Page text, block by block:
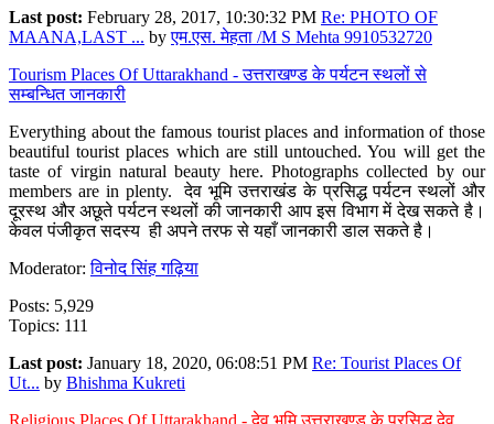
Last post: February 28, 2017, 10:30:32 PM Re: PHOTO OF
MAANA,LAST ... byएम.एस. मेहता /M S Mehta 9910532720
Tourism Places Of Uttarakhand - उत्तराखण्ड के पर्यटन स्थलों से
सम्बन्धित जानकारी
Everything about the famous tourist places and information of those
beautiful tourist places which are still untouched. You will get the
taste of virgin natural beauty here. Photographs collected by our
members are in plenty. देव भूमि उत्तराखंड के प्रसिद्ध पर्यटन स्थलों और
दूरस्थ और अछूते पर्यटन स्थलों की जानकारी आप इस विभाग में देख सकते है।
केवल पंजीकृत सदस्य ही अपने तरफ से यहाँ जानकारी डाल सकते है।
Moderator:विनोद सिंह गढ़िया
Posts: 5,929
Topics: 111
Last post: January 18, 2020, 06:08:51 PM Re: Tourist Places Of
Ut... by Bhishma Kukreti